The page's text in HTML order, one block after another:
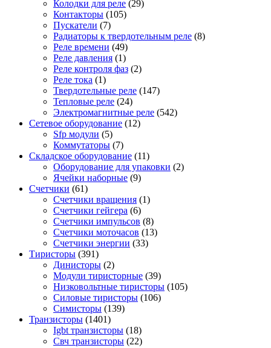
Колодки для реле (29)
Контакторы (105)
Пускатели (7)
Радиаторы к твердотельным реле (8)
Реле времени (49)
Реле давления (1)
Реле контроля фаз (2)
Реле тока (1)
Твердотельные реле (147)
Тепловые реле (24)
Электромагнитные реле (542)
Сетевое оборудование (12)
Sfp модули (5)
Коммутаторы (7)
Складское оборудование (11)
Оборудование для упаковки (2)
Ячейки наборные (9)
Счетчики (61)
Счетчики вращения (1)
Счетчики гейгера (6)
Счетчики импульсов (8)
Счетчики моточасов (13)
Счетчики энергии (33)
Тиристоры (391)
Динисторы (2)
Модули тиристорные (39)
Низковольтные тиристоры (105)
Силовые тиристоры (106)
Симисторы (139)
Транзисторы (1401)
Igbt транзисторы (18)
Свч транзисторы (22)